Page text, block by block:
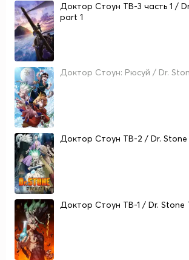
Доктор Стоун ТВ-3 часть 1 /
part 1
Доктор Стоун: Рюсуй / Dr.
Доктор Стоун ТВ-2 / Dr. Stone
Доктор Стоун ТВ-1 / Dr. Stone